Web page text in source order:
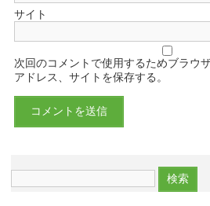
サイト
次回のコメントで使用するためブラウ
アドレス、サイトを保存する。